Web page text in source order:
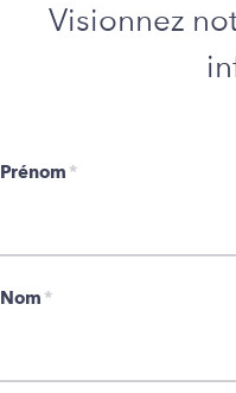
Visionnez
Prénom *
Nom *